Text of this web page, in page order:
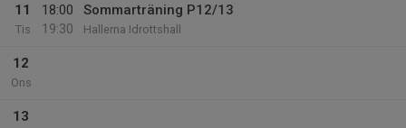
11
Tis
18:00
19:30
Sommarträning P12/13
Hallerna Idrottshall
12
Ons
13